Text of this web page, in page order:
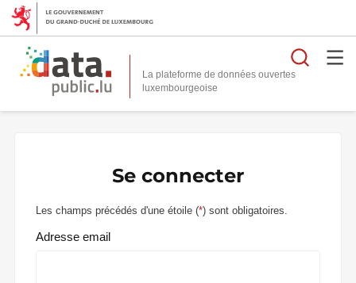
La plateforme de données ouvertes
Se connecter
Les champs précédés d'une étoile (*) sont obligatoires.
Adresse email